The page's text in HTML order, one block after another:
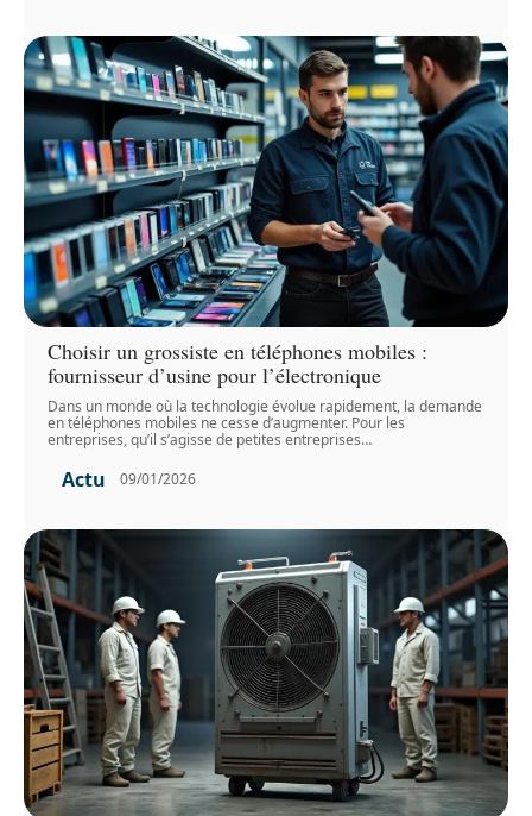
Choisir un grossiste en téléphones mobiles :
fournisseur d’usine pour l’électronique
Dans un monde où la technologie évolue rapidement, la demande
en téléphones mobiles ne cesse d’augmenter. Pour les
entreprises, qu’il s’agisse de petites entreprises…
Actu 09/01/2026